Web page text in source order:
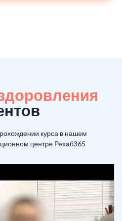
курса в нашем
центре Рехаб365